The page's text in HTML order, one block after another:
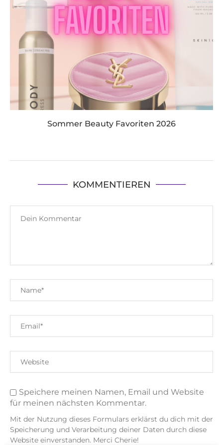
Sommer Beauty Favoriten 2026
KOMMENTIEREN
Speichere meinen Namen, Email und Website
für meinen nächsten Kommentar.
Mit der Nutzung dieses Formulars erklärst du dich mit der
Speicherung und Verarbeitung deiner Daten durch diese
Website einverstanden. Merci Cherie!